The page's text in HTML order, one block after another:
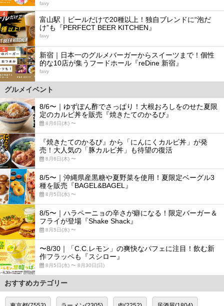
favy
4
富山駅｜ビールだけで20種以上！独自ブレンドに“泡だ
け”も『PERFECT BEER KITCHEN』
favy
5
新宿｜日本一のグルメバーガーからスイーツまで！個性
的な10店が集うフードホール『reDine 新宿』
favy
グルメイベント
8/6〜｜ゆずぽん酢でさっぱり！大根おろしをのせた夏限
定のカルビ丼を販売『焼きたてのかるび』
8月6日(木) 〜
『焼きたてのかるび』から「にんにくカルビ丼」が発
売！大人気の「豚カルビ丼」も待望の復活
8月6日(木) 〜
8/5〜｜沖縄県産黒糖や夏野菜を使用！夏限定ベーグル3
種を販売『BAGEL&BAGEL』
8月5日(水) 〜
8/5〜｜ハラペーニョの辛さが癖になる！限定バーガー＆
フライが登場『Shake Shack』
8月5日(水) 〜
〜8/30｜「C.C.レモン」の爽快なパフェに注目！飲む新
作フラッペも『スシロー』
8月5日(水) 〜 8月30日(日)
おすすめカテゴリー